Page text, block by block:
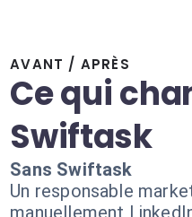
AVANT / APRÈS
Ce qui
Swiftask
Sans Swiftask
Un responsable
manuellement